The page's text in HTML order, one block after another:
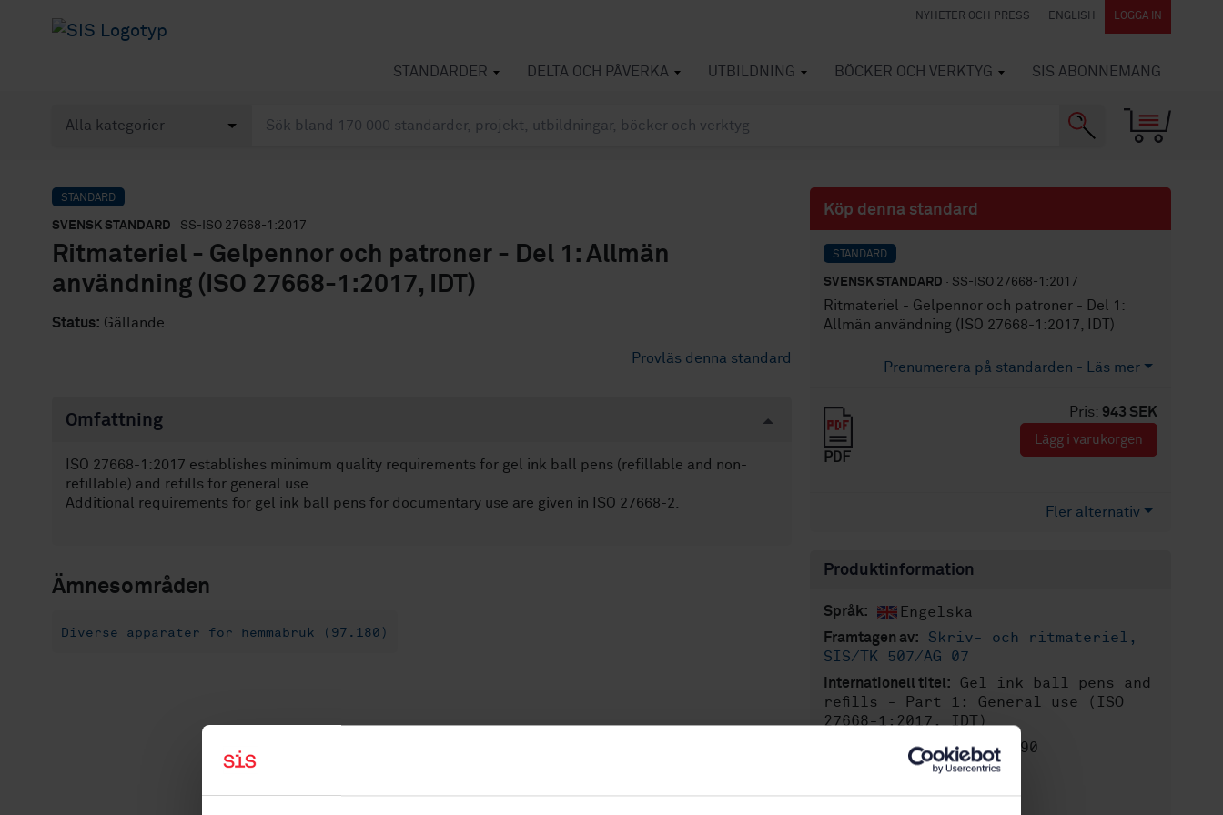
NYHETER OCH PRESS ENGLISH LOGGA IN
STANDARDER DELTA OCH PÅVERKA UTBILDNING BÖCKER OCH VERKTYG SIS ABONNEMANG
STANDARD
SVENSK STANDARD · SS-ISO 27668-1:2017
Ritmateriel - Gelpennor och patroner - Del 1: Allmän
användning (ISO 27668-1:2017, IDT)
Status: Gällande
Provläs denna standard
Omfattning
ISO 27668-1:2017 establishes minimum quality requirements for gel ink ball pens (refillable and non-
refillable) and refills for general use.
Additional requirements for gel ink ball pens for documentary use are given in ISO 27668-2.
Ämnesområden
Diverse apparater för hemmabruk (97.180)
Köp denna standard
STANDARD
SVENSK STANDARD · SS-ISO 27668-1:2017
Ritmateriel - Gelpennor och patroner - Del 1:
Allmän användning (ISO 27668-1:2017, IDT)
Prenumerera på standarden - Läs mer
Pris: 943 SEK
PDF
Lägg i varukorgen
Fler alternativ
Produktinformation
Språk: Engelska
Framtagen av:
Skriv- och ritmateriel,
SIS/TK 507/AG 07
Internationell titel:
Gel ink ball pens and
refills - Part 1: General use (ISO
27668-1:2017, IDT)
Artikelnummer:STD-8030090
Fastställd:2017-12-14